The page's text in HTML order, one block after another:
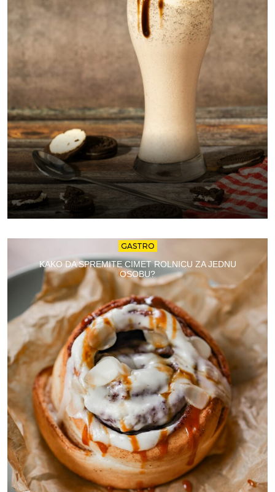
GASTRO
KAKO DA SPREMITE CIMET ROLNICU ZA JEDNU
OSOBU?